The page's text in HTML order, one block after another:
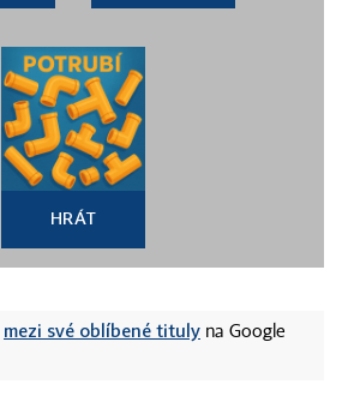
HRÁT
mezi své oblíbené tituly na Google